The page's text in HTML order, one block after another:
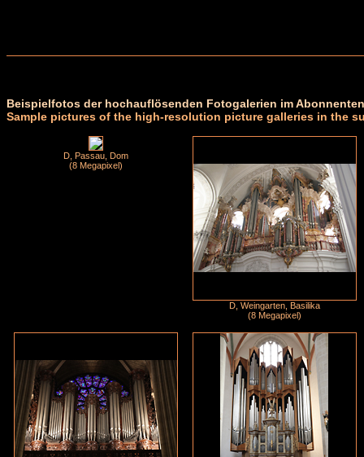
Beispielfotos der hochauflösenden Fotogalerien im
Sample pictures of the high-resolution picture galleries in the
D, Passau, Dom
(8 Megapixel)
D, Weingarten, Basilika
(8 Megapixel)